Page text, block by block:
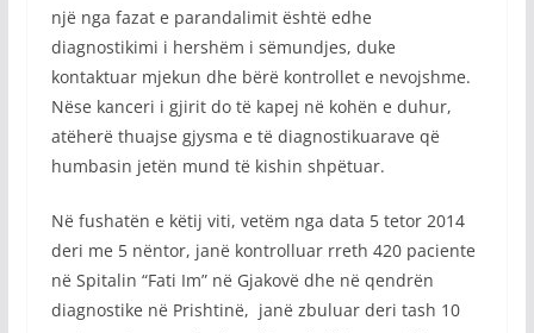
një nga fazat e parandalimit është edhe
diagnostikimi i hershëm i sëmundjes, duke
kontaktuar mjekun dhe bërë kontrollet e nevojshme.
Nëse kanceri i gjirit do të kapej në kohën e duhur,
atëherë thuajse gjysma e të diagnostikuarave që
humbasin jetën mund të kishin shpëtuar.
Në fushatën e këtij viti, vetëm nga data 5 tetor 2014
deri me 5 nëntor, janë kontrolluar rreth 420 paciente
në Spitalin “Fati Im” në Gjakovë dhe në qendrën
diagnostike në Prishtinë, janë zbuluar deri tash 10